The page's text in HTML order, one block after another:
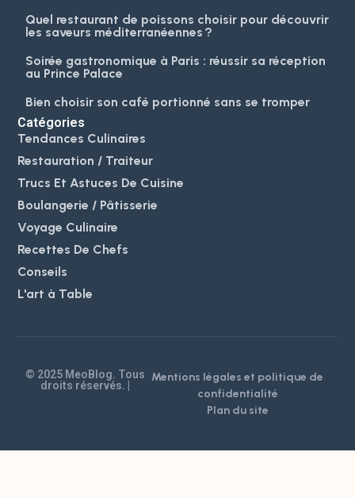
Quel restaurant de poissons choisir pour découvrir
les saveurs méditerranéennes ?
Soirée gastronomique à Paris : réussir sa réception
au Prince Palace
Bien choisir son café portionné sans se tromper
Catégories
Tendances Culinaires
Restauration / Traiteur
Trucs Et Astuces De Cuisine
Boulangerie / Pâtisserie
Voyage Culinaire
Recettes De Chefs
Conseils
L'art à Table
© 2025 MeoBlog. Tous
droits réservés. |
Mentions légales et politique de
confidentialité
Plan du site